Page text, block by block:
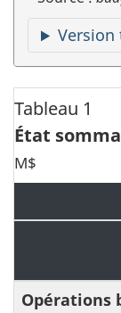
Version
Tableau 1
État
M$
Opérations